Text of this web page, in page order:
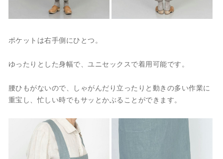
ポケットは右手側にひとつ。
ゆったりとした身幅で、ユニセックスで着用可能です。
腰ひもがないので、しゃがんだり立ったりと動きの多い作業に
重宝し、忙しい時でもサッとかぶることができます。